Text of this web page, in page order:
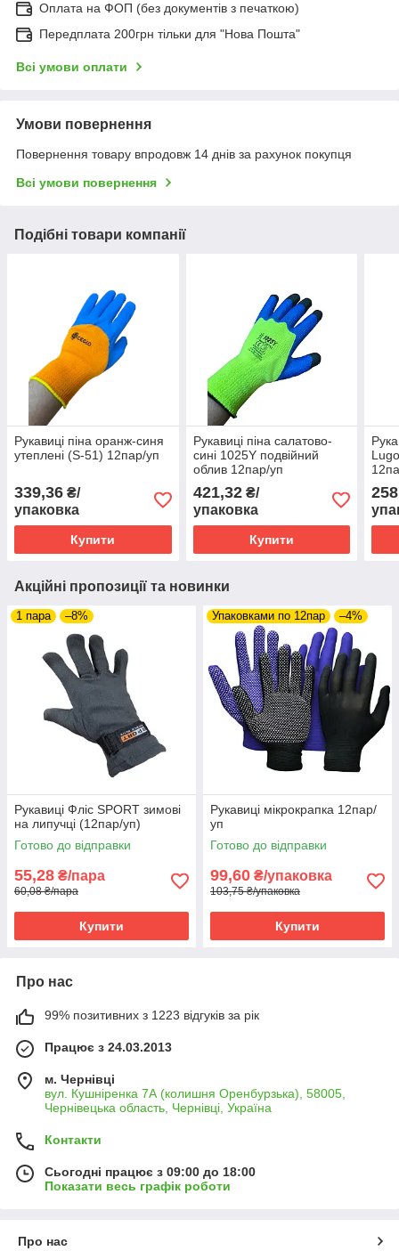
Оплата на ФОП (без документів з печаткою)
Передплата 200грн тільки для "Нова Пошта"
Всі умови оплати
Умови повернення
Повернення товару впродовж 14 днів за рахунок покупця
Всі умови повернення
Подібні товари компанії
Рукавиці піна оранж-синя
утеплені (S-51) 12пар/уп
339,36 ₴/
упаковка
Купити
Рукавиці піна салатово-
сині 1025Y подвійний
облив 12пар/уп
421,32₴/
упаковка
Купити
Акційні пропозиції та новинки
1 пара –8%
Рукавиці Фліс SPORT зимові
на липучці (12пар/уп)
Готово до відправки
55,28 ₴/пара
60,08 ₴/пара
Купити
Упаковками по 12пар –4%
Рукавиці мікрокрапка 12пар/
уп
Готово до відправки
99,60 ₴/упаковка
103,75 ₴/упаковка
Купити
Про нас
99% позитивних з 1223 відгуків за рік
Працює з 24.03.2013
м. Чернівці
вул. Кушніренка 7А (колишня Оренбурзька), 58005,
Чернівецька область, Чернівці, Україна
Контакти
Сьогодні працює з 09:00 до 18:00
Показати весь графік роботи
Про нас